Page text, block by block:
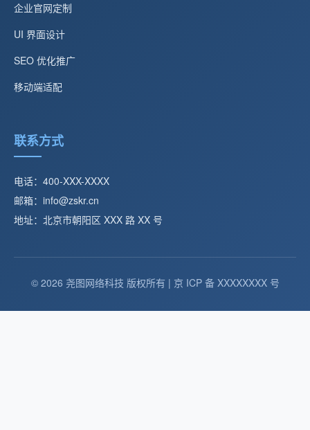
企业官网定制
UI 界面设计
SEO 优化推广
移动端适配
联系方式
电话：400-XXX-XXXX
邮箱：info@zskr.cn
地址：北京市朝阳区 XXX 路 XX 号
© 2026 尧图网络科技 版权所有 | 京 ICP 备 XXXXXXXX 号